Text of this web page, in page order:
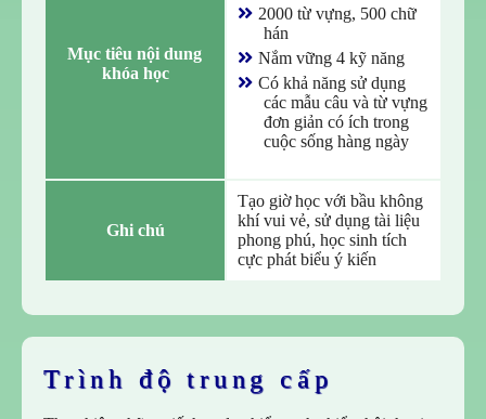
Mục tiêu nội dung
khóa học
2000 từ vựng, 500 chữ
hán
Nắm vững 4 kỹ năng
Có khả năng sử dụng
các mẫu câu và từ vựng
đơn giản có ích trong
cuộc sống hàng ngày
Ghi chú
Tạo giờ học với bầu không
khí vui vẻ, sử dụng tài liệu
phong phú, học sinh tích
cực phát biểu ý kiến
Trình độ trung cấp